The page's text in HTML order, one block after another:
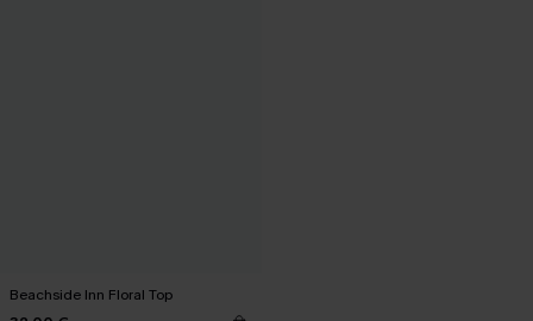
Beachside Inn Floral Top